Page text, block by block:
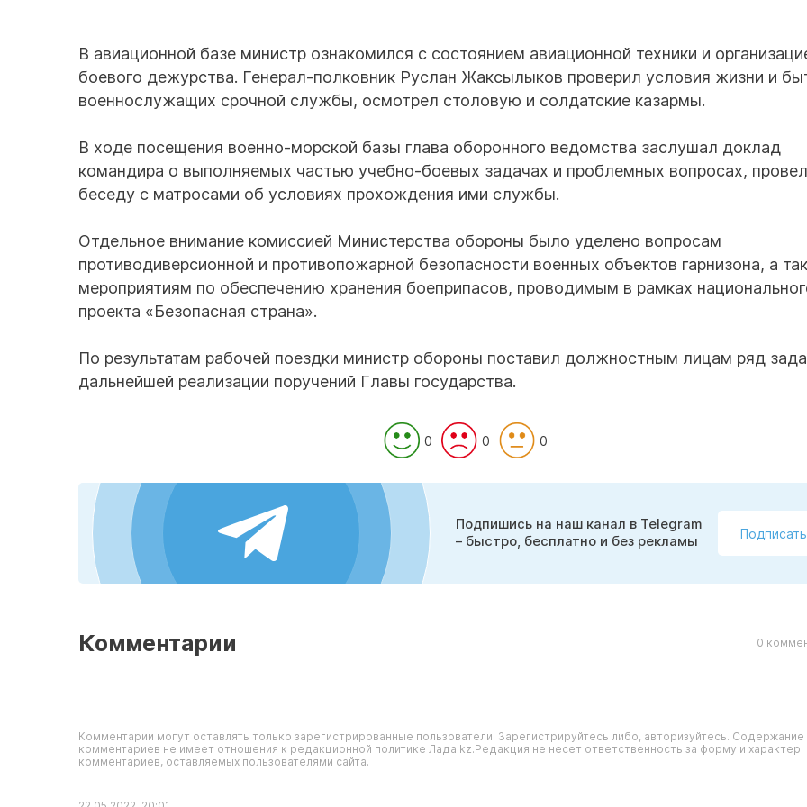
В авиационной базе министр ознакомился с состоянием авиационной техники и
боевого дежурства. Генерал-полковник Руслан Жаксылыков проверил условия жизни и
военнослужащих срочной службы, осмотрел столовую и солдатские казармы.
В ходе посещения военно-морской базы глава оборонного ведомства заслушал доклад
командира о выполняемых частью учебно-боевых задачах и проблемных вопросах, провел
беседу с матросами об условиях прохождения ими службы.
Отдельное внимание комиссией Министерства обороны было уделено вопросам
противодиверсионной и противопожарной безопасности военных объектов гарнизона, а
мероприятиям по обеспечению хранения боеприпасов, проводимым в рамках
проекта «Безопасная страна».
По результатам рабочей поездки министр обороны поставил должностным лицам ряд
дальнейшей реализации поручений Главы государства.
0 0 0
Подпишись на наш канал в Telegram
– быстро, бесплатно и без рекламы
Комментарии 0
Комментарии могут оставлять только зарегистрированные пользователи. Зарегистрируйтесь либо, авторизуйтесь. Содержание
комментариев не имеет отношения к редакционной политике Лада.kz.Редакция не несет ответственность за форму и характер
комментариев, оставляемых пользователями сайта.